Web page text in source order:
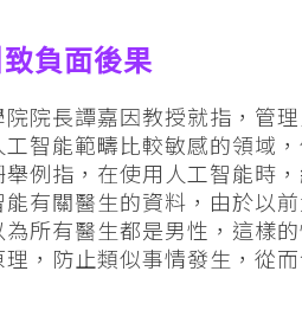
負面後果
院長譚嘉因教授就指，管
智能範疇比較敏感的領域
例指，在使用人工智能時
有關醫生的資料，由於以
所有醫生都是男性，這樣
理，防止類似事情發生，從